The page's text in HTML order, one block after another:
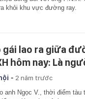
khỏi khu vực đường ray.
gái lao ra giữa
hôm nay: Là
- 2 năm trước
anh Ngọc V., thời điểm